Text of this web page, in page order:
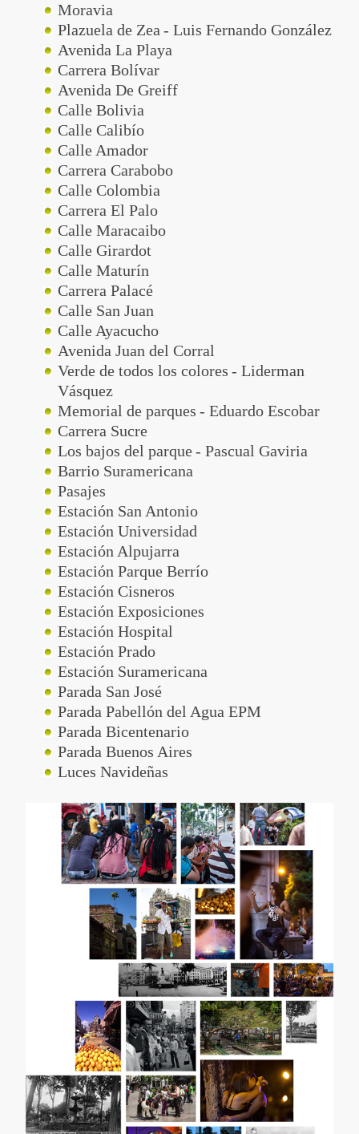
Moravia
Plazuela de Zea - Luis Fernando González
Avenida La Playa
Carrera Bolívar
Avenida De Greiff
Calle Bolivia
Calle Calibío
Calle Amador
Carrera Carabobo
Calle Colombia
Carrera El Palo
Calle Maracaibo
Calle Girardot
Calle Maturín
Carrera Palacé
Calle San Juan
Calle Ayacucho
Avenida Juan del Corral
Verde de todos los colores - Liderman
Vásquez
Memorial de parques - Eduardo Escobar
Carrera Sucre
Los bajos del parque- Pascual Gaviria
Barrio Suramericana
Pasajes
Estación San Antonio
Estación Universidad
Estación Alpujarra
Estación Parque Berrío
Estación Cisneros
Estación Exposiciones
Estación Hospital
Estación Prado
Estación Suramericana
Parada San José
Parada Pabellón del Agua EPM
Parada Bicentenario
Parada Buenos Aires
Luces Navideñas
Ingresar